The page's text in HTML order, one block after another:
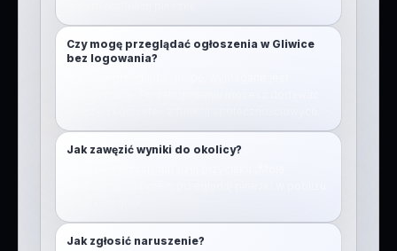
Czy mogę przeglądać ogłoszenia w Gliwice
bez logowania?
Jak zawęzić wyniki do okolicy?
Jak zgłosić naruszenie?